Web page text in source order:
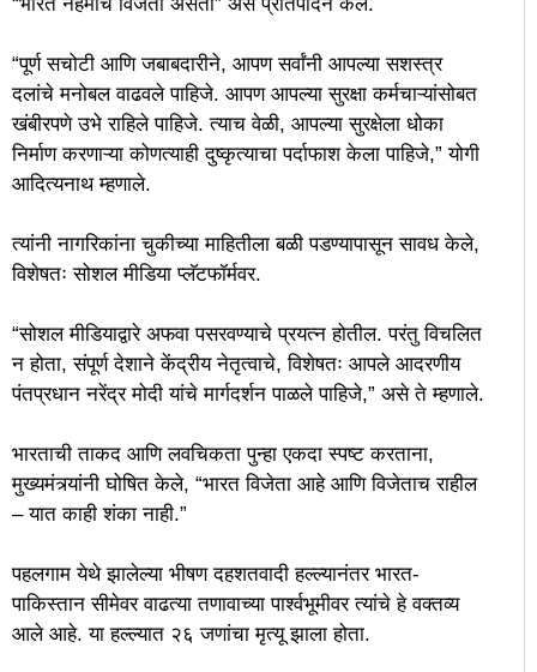
“पूर्ण सचोटी आणि जबाबदारीने, आपण सर्वांनी आपल्या सशस्त्र
दलांचे मनोबल वाढवले पाहिजे. आपण आपल्या सुरक्षा कर्मचाऱ्यांसोबत
खंबीरपणे उभे राहिले पाहिजे. त्याच वेळी, आपल्या सुरक्षेला धोका
निर्माण करणाऱ्या कोणत्याही दुष्कृत्याचा पर्दाफाश केला पाहिजे,” योगी
आदित्यनाथ म्हणाले.
त्यांनी नागरिकांना चुकीच्या माहितीला बळी पडण्यापासून सावध केले,
विशेषतः सोशल मीडिया प्लॅटफॉर्मवर.
“सोशल मीडियाद्वारे अफवा पसरवण्याचे प्रयत्न होतील. परंतु विचलित
न होता, संपूर्ण देशाने केंद्रीय नेतृत्वाचे, विशेषतः आपले आदरणीय
पंतप्रधान नरेंद्र मोदी यांचे मार्गदर्शन पाळले पाहिजे,” असे ते म्हणाले.
भारताची ताकद आणि लवचिकता पुन्हा एकदा स्पष्ट करताना,
मुख्यमंत्र्यांनी घोषित केले, “भारत विजेता आहे आणि विजेताच राहील
– यात काही शंका नाही.”
पहलगाम येथे झालेल्या भीषण दहशतवादी हल्ल्यानंतर भारत-
पाकिस्तान सीमेवर वाढत्या तणावाच्या पार्श्वभूमीवर त्यांचे हे वक्तव्य
आले आहे. या हल्ल्यात २६ जणांचा मृत्यू झाला होता.